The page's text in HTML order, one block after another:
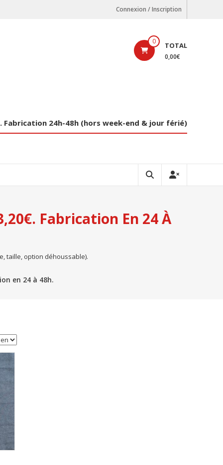
Connexion / Inscription
0 TOTAL
0,00€
24h-48h (hors week-end & jour férié)
Fabrication En 24 À
taille, option déhoussable).
en 24 à 48h.